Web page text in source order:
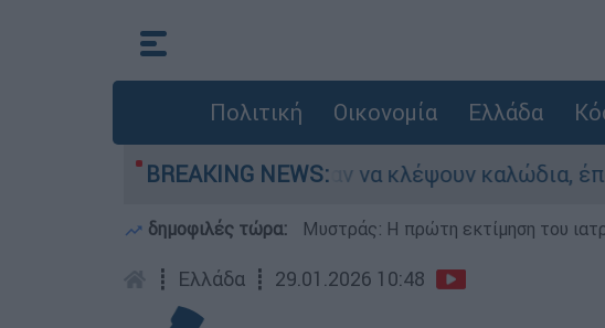
Πολιτική Οικονομία Ελλάδα
BREAKING NEWS:
Άνω Λιόσια: Πήγαν να κλέψουν καλώδια, έπαθε
δημοφιλές τώρα: Μυστράς: Η πρώτη εκτίμηση του
┋ Ελλάδα ┋ 29.01.2026 10:48